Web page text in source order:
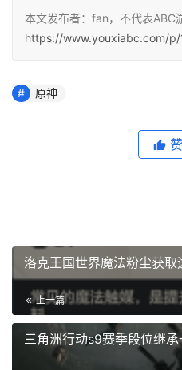
本文发布者：fan，不代表ABC
https://www.youxiabc.com/
原神
赞
洛克王国世界魔法粉尘获取
上一篇
三角洲行动s9赛季段位继承